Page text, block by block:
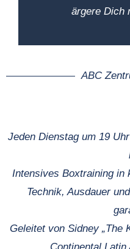
ärgere Dich
ABC
Jeden Dienstag um 19
Intensives Boxtraining in
Technik, Ausdauer
Geleitet von Sidney „The